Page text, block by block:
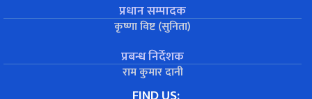
प्रधान सम्पादक
कृष्णा विष्ट (सुनिता)
प्रबन्ध निर्देशक
राम कुमार दानी